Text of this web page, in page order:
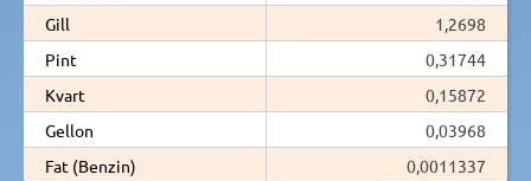
Gill
1,2698
Pint
0,31744
Kvart
0,15872
Gellon
0,03968
Fat (Benzin)
0,0011337